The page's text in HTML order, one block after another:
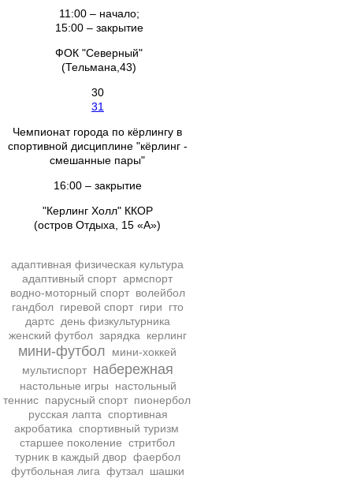
11:00 – начало;
15:00 – закрытие
ФОК "Северный"
(Тельмана,43)
30
31
Чемпионат города по кёрлингу в
спортивной дисциплине "кёрлинг -
смешанные пары"
16:00 – закрытие
"Керлинг Холл" ККОР
(остров Отдыха, 15 «А»)
адаптивная физическая культура
адаптивный спорт армспорт
водно-моторный спорт волейбол
гандбол гиревой спорт гири
гто
дартс день физкультурника
женский футбол зарядка керлинг
мини-футбол
мини-хоккей
мультиспорт набережная
настольные игры
настольный
теннис парусный спорт пионербол
русская лапта спортивная
акробатика спортивный туризм
старшее поколение стритбол
турник в каждый двор фаербол
футбольная лига футзал шашки